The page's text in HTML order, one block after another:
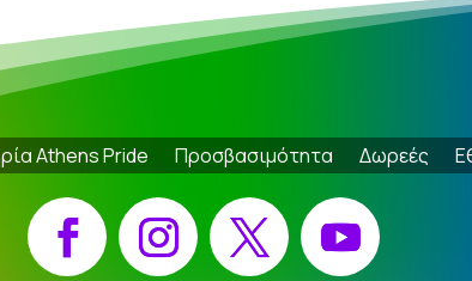
Athens Pride Προσβασιμότητα Δωρεές
Facebook Instagram X YouTube